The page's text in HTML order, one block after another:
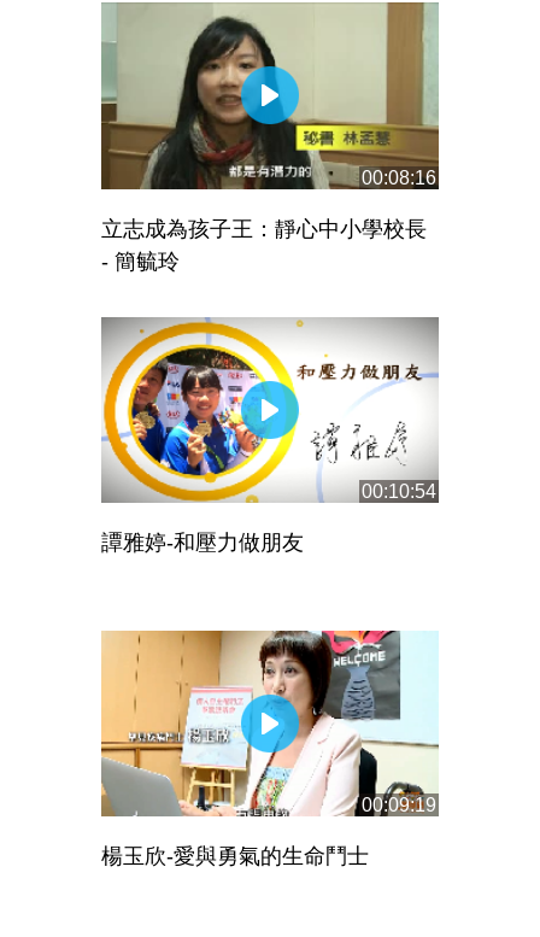
00:08:16
立志成為孩子王：靜心中小學校長
- 簡毓玲
00:10:54
譚雅婷-和壓力做朋友
00:09:19
楊玉欣-愛與勇氣的生命鬥士